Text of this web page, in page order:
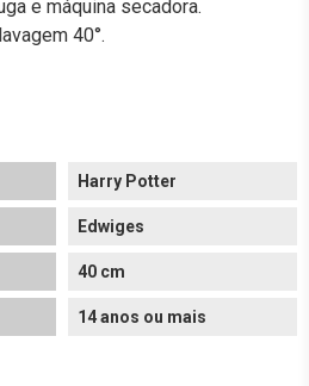
e máquina secadora.
40°.
Harry Potter
Edwiges
40 cm
14 anos ou mais